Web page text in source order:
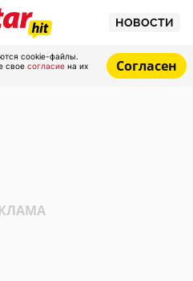
НОВОСТИ
cookie-файлы.
свое согласие на их
Согласен